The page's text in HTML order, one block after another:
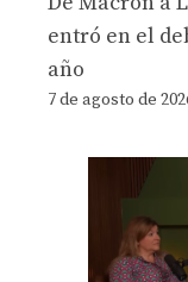
entró en el
año
7 de agosto de